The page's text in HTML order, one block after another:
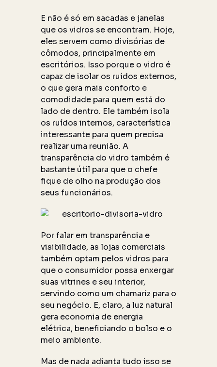
E não é só em sacadas e janelas
que os vidros se encontram. Hoje,
eles servem como divisórias de
cômodos, principalmente em
escritórios. Isso porque o vidro é
capaz de isolar os ruídos externos,
o que gera mais conforto e
comodidade para quem está do
lado de dentro. Ele também isola
os ruídos internos, característica
interessante para quem precisa
realizar uma reunião. A
transparência do vidro também é
bastante útil para que o chefe
fique de olho na produção dos
seus funcionários.
Por falar em transparência e
visibilidade, as lojas comerciais
também optam pelos vidros para
que o consumidor possa enxergar
suas vitrines e seu interior,
servindo como um chamariz para o
seu negócio. E, claro, a luz natural
gera economia de energia
elétrica, beneficiando o bolso e o
meio ambiente.
Mas de nada adianta tudo isso se